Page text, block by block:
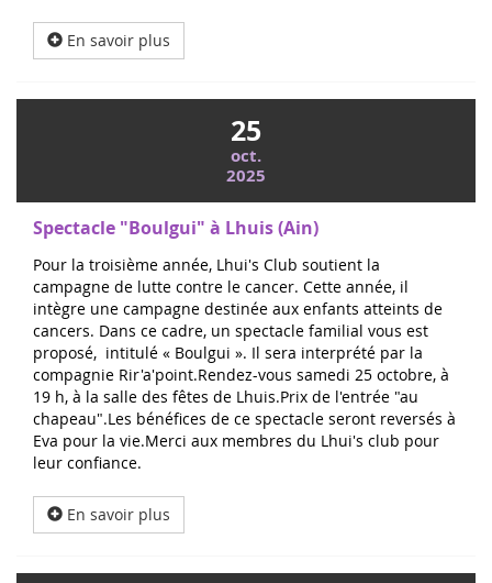
En savoir plus
25
oct.
2025
Spectacle "Boulgui" à Lhuis (Ain)
Pour la troisième année, Lhui's Club soutient la
campagne de lutte contre le cancer. Cette année, il
intègre une campagne destinée aux enfants atteints de
cancers. Dans ce cadre, un spectacle familial vous est
proposé, intitulé « Boulgui ». Il sera interprété par la
compagnie Rir'a'point.Rendez-vous samedi 25 octobre, à
19 h, à la salle des fêtes de Lhuis.Prix de l'entrée "au
chapeau".Les bénéfices de ce spectacle seront reversés à
Eva pour la vie.Merci aux membres du Lhui's club pour
leur confiance.
En savoir plus